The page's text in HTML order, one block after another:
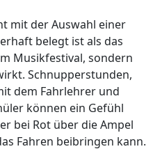
mit der Auswahl einer
belegt ist als das
Musikfestival, sondern
Schnupperstunden,
dem Fahrlehrer und
können ein Gefühl
bei Rot über die Ampel
Fahren beibringen kann.